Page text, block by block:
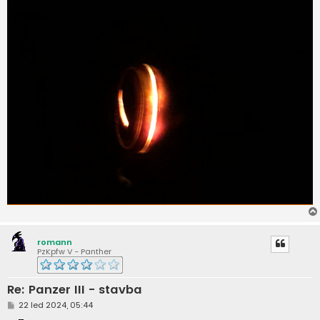
romann
PzKpfw V - Panther
Re: Panzer III - stavba
P22 led 2024, 05:44